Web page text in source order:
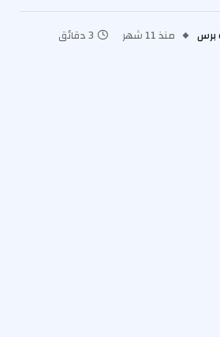
برس منذ 11 شهر 3 دقائق